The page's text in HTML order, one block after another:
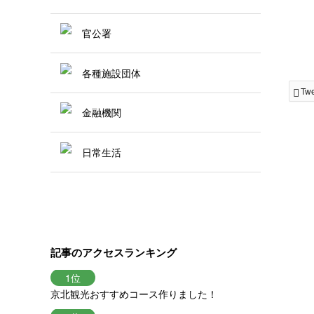
官公署
各種施設団体
金融機関
日常生活
記事のアクセスランキング
京北観光おすすめコース作りました！